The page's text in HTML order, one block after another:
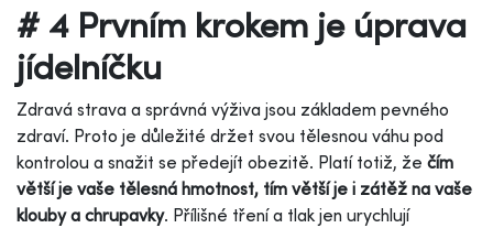
# 4 Prvním krokem je úprava
jídelníčku
Zdravá strava a správná výživa jsou základem pevného
zdraví. Proto je důležité držet svou tělesnou váhu pod
kontrolou a snažit se předejít obezitě. Platí totiž, že čím
větší je vaše tělesná hmotnost, tím větší je i zátěž na vaše
klouby a chrupavky. Přílišné tření a tlak jen urychlují